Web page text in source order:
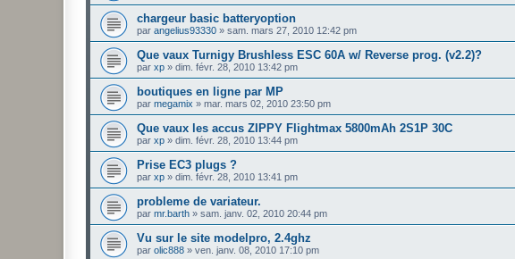
chargeur basic batteryoption
par angelius93330 » sam. mars 27, 2010 12:42 pm
Que vaux Turnigy Brushless ESC 60A w/ Reverse prog. (v2.2)?
par xp » dim. févr. 28, 2010 13:42 pm
boutiques en ligne par MP
par megamix » mar. mars 02, 2010 23:50 pm
Que vaux les accus ZIPPY Flightmax 5800mAh 2S1P 30C
par xp » dim. févr. 28, 2010 13:44 pm
Prise EC3 plugs ?
par xp » dim. févr. 28, 2010 13:41 pm
probleme de variateur.
par mr.barth » sam. janv. 02, 2010 20:44 pm
Vu sur le site modelpro, 2.4ghz
par olic888 » ven. janv. 08, 2010 17:10 pm